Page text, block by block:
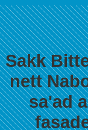
Sakk
nett
sa'ad